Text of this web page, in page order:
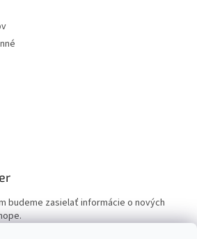
budeme zasielať informácie o nových